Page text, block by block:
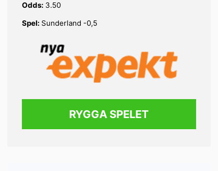
Odds: 3.50
Spel: Sunderland -0,5
RYGGA SPELET